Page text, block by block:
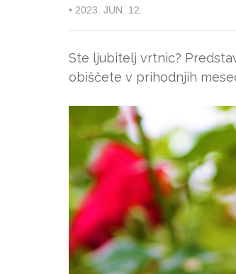
• 2023. JUN. 12.
Ste ljubitelj vrtnic?
obiščete v prihodnjih